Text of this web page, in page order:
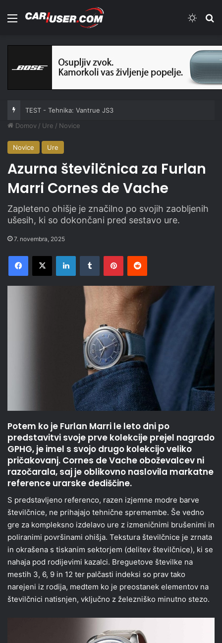
Meni
TEST - Tehnika: Vantrue JS3
Domov / Ure / Novice
Novice Ure
Azurna številčnica za Furlan
Marri Cornes de Vache
Zapleteno ohišje je značilno po svojih zaobljenih
ušesih, ki so dokončani pred sestavo ure.
7. novembra, 2025
Facebook
X LinkedInTumblr PinterestReddit
Potem ko je Furlan Marri le leto dni po
predstavitvi svoje prve kolekcije prejel nagrado
GPHG, je imel s svojo drugo kolekcijo veliko
pričakovanj. Cornes de Vache oboževalcev ni
razočarala, saj je oblikovno naslovila markatne
reference urarske dediščine.
S predstavljeno referenco, razen izjemne modre barve
številčnice, ne prihajajo tehnične spremembe. Še vedno
gre za kompleksno izdelavo ure z izmeničnimi brušenimi in
poliranimi površinami ohišja. Tekstura številčnice je zrnata
in okrašena s tiskanim sektorjem (delitev številčnice), ki se
nahaja pod rodijevimi kazalci. Breguetove številke na
mestih 3, 6, 9 in 12 ter palčasti indeksi so prav tako
narejeni iz rodija, medtem ko je preostanek elementov na
številčnici natisnjen, vključno z železniško minutno stezo.